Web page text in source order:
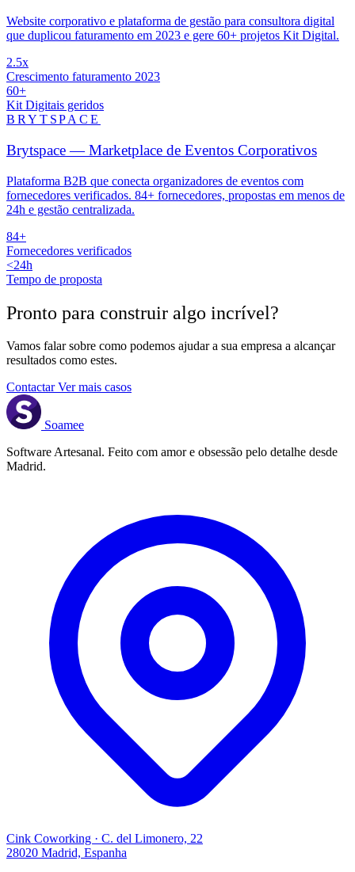
Website corporativo e plataforma de gestão para consultora digital
que duplicou faturamento em 2023 e gere 60+ projetos Kit Digital.
2.5x
Crescimento faturamento 2023
60+
Kit Digitais geridos
BRYTSPACE
Brytspace — Marketplace de Eventos Corporativos
Plataforma B2B que conecta organizadores de eventos com
fornecedores verificados. 84+ fornecedores, propostas em menos de
24h e gestão centralizada.
84+
Fornecedores verificados
<24h
Tempo de proposta
Pronto para construir algo incrível?
Vamos falar sobre como podemos ajudar a sua empresa a alcançar
resultados como estes.
ContactarVer mais casos
Soamee
Software Artesanal. Feito com amor e obsessão pelo detalhe desde
Madrid.
Cink Coworking · C. del Limonero, 22
28020 Madrid, Espanha